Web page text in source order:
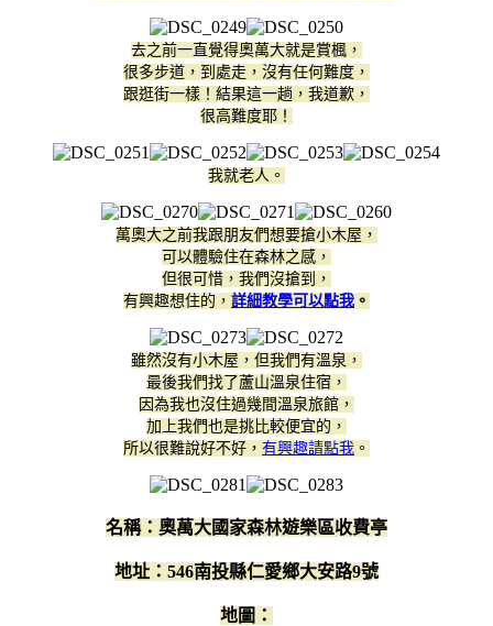
去之前一直覺得奧萬大就是賞楓，
很多步道，到處走，沒有任何難度，
跟逛街一樣！結果這一趟，我道歉，
很高難度耶！
我就老人。
萬奧大之前我跟朋友們想要搶小木屋，
可以體驗住在森林之感，
但很可惜，我們沒搶到，
有興趣想住的， 詳細教學可以點我 。
雖然沒有小木屋，但我們有溫泉，
最後我們找了蘆山溫泉住宿，
因為我也沒住過幾間溫泉旅館，
加上我們也是挑比較便宜的，
所以很難說好不好， 有興趣請點我 。
名稱： 奧萬大國家森林遊樂區收費亭
地址：546南投縣仁愛鄉大安路9號
地圖：